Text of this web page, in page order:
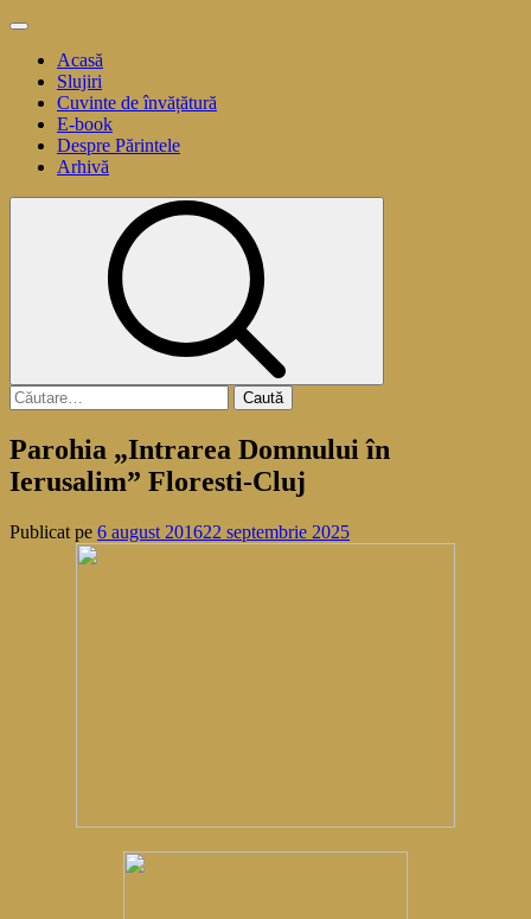
Sari
conținut
Meniu
principalAcasă
Slujiri
Cuvinte de învățătură
E-book
Despre Părintele
Arhivă
Caută
după:
Parohia „Intrarea Domnului în
Ierusalim” Floresti-Cluj
Publicat pe 6 august 201622 septembrie 2025